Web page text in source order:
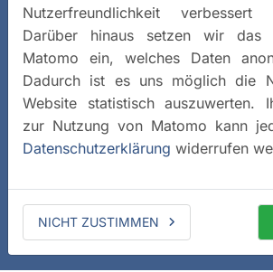
Nutzerfreundlichkeit
Darüber hinaus setzen wir das
Matomo ein, welches Daten
Dadurch ist es uns möglich die
Website statistisch auszuwerten.
zur Nutzung von Matomo kann
Datenschutzerklärung widerrufen
NICHT ZUSTIMMEN